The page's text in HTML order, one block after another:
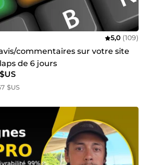
5,0 (109)
commentaires sur votre site
de 6 jours
$US